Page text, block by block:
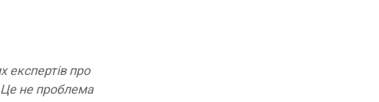
експертів про
Це не проблема